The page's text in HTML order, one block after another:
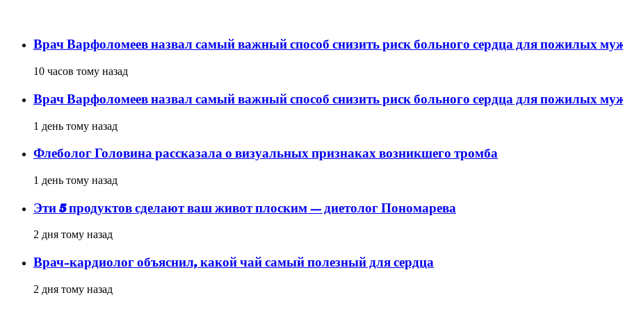
Врач Варфоломеев назвал самый важный способ снизить риск больного сердца для пожилых
10 часов тому назад
Врач Варфоломеев назвал самый важный способ снизить риск больного сердца для пожилых
1 день тому назад
Флеболог Головина рассказала о визуальных признаках возникшего тромба
1 день тому назад
Эти 5 продуктов сделают ваш живот плоским — диетолог Пономарева
2 дня тому назад
Врач-кардиолог объяснил, какой чай самый полезный для сердца
2 дня тому назад